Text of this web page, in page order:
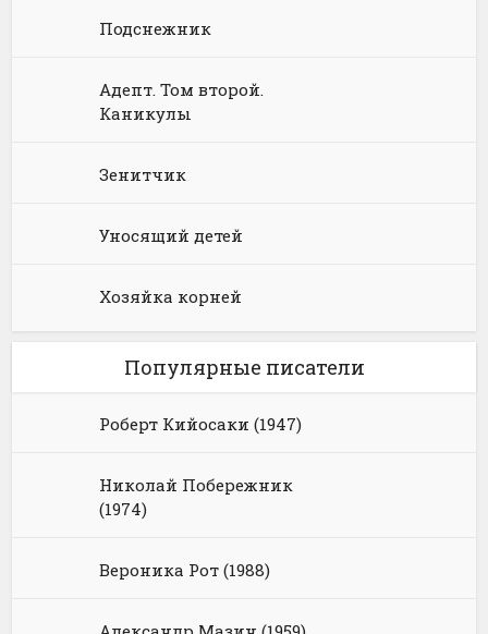
Подснежник
Адепт. Том второй.
Каникулы
Зенитчик
Уносящий детей
Хозяйка корней
Популярные писатели
Роберт Кийосаки (1947)
Николай Побережник
(1974)
Вероника Рот (1988)